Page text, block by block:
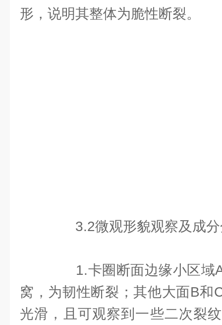
形，说明其整体为脆性断裂。
3.2微观形貌观察及成分
1.卡圈断面边缘小区域A
窝，为韧性断裂；其他大面B和
光滑，且可观察到一些二次裂